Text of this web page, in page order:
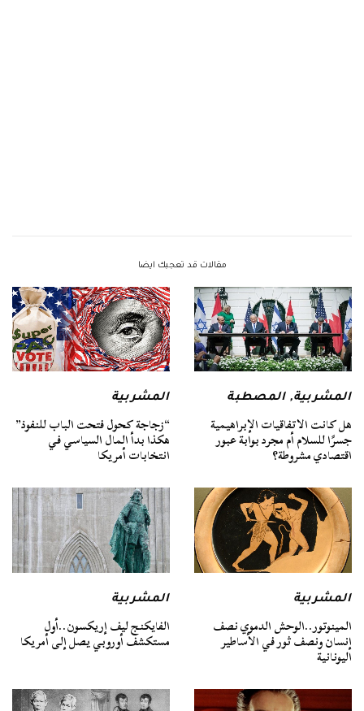
مقالات قد تعجبك ايضا
المشربية,المصطبة
هل كانت الاتفاقيات الإبراهيمية
جسرًا للسلام أم مجرد بوابة عبور
اقتصادي مشروطة؟
المشربية
“زجاجة كحول فتحت الباب للنفوذ”
هكذا بدأ المال السياسي في
انتخابات أمريكا
المشربية
المينوتور..الوحش الدموي نصف
إنسان ونصف ثور في الأساطير
اليونانية
المشربية
الفايكنج ليف إريكسون..أول
مستكشف أوروبي يصل إلى أمريكا